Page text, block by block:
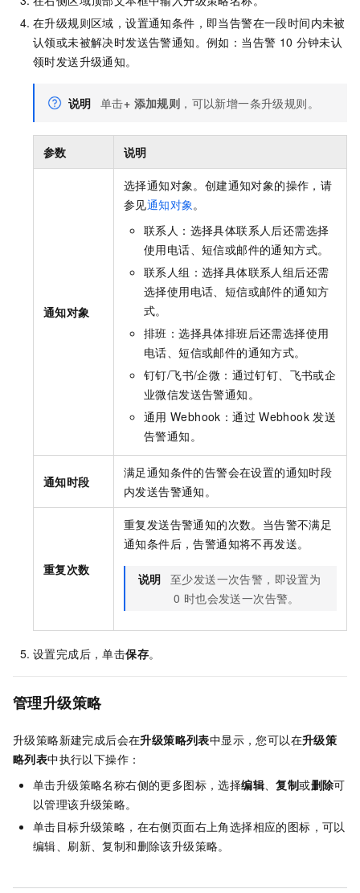
在升级规则区域，设置通知条件，即当告警在一段时间内未被
认领或未被解决时发送告警通知。例如：当告警 10 分钟未认
领时发送升级通知。
说明 单击+ 添加规则 ，可以新增一条升级规则。
参数 说明
通知对象
选择通知对象。创建通知对象的操作，请
参见通知对象。
联系人：选择具体联系人后还需选择
使用电话、短信或邮件的通知方式。
联系人组：选择具体联系人组后还需
选择使用电话、短信或邮件的通知方
式。
排班：选择具体排班后还需选择使用
电话、短信或邮件的通知方式。
钉钉/飞书/企微：通过钉钉、飞书或企
业微信发送告警通知。
通用 Webhook：通过 Webhook 发送
告警通知。
通知时段
满足通知条件的告警会在设置的通知时段
内发送告警通知。
重复次数
重复发送告警通知的次数。当告警不满足
通知条件后，告警通知将不再发送。
说明 至少发送一次告警，即设置为
0 时也会发送一次告警。
设置完成后，单击保存。
管理升级策略
升级策略新建完成后会在升级策略列表中显示，您可以在升级策
略列表中执行以下操作：
单击升级策略名称右侧的更多图标，选择编辑、复制或删除可
以管理该升级策略。
单击目标升级策略，在右侧页面右上角选择相应的图标，可以
编辑、刷新、复制和删除该升级策略。